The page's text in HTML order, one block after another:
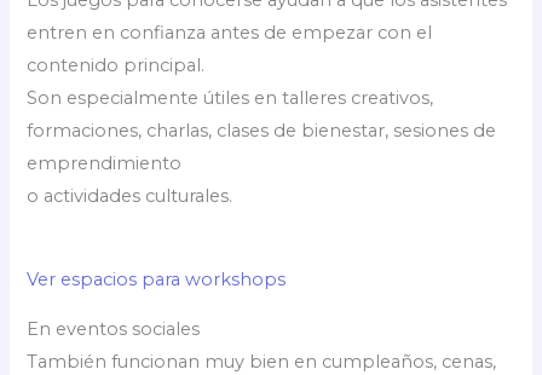
entren en confianza antes de empezar con el
contenido principal.
Son especialmente útiles en talleres creativos,
formaciones, charlas, clases de bienestar, sesiones de
emprendimiento
o actividades culturales.
Ver espacios para workshops
En eventos sociales
También funcionan muy bien en cumpleaños, cenas,